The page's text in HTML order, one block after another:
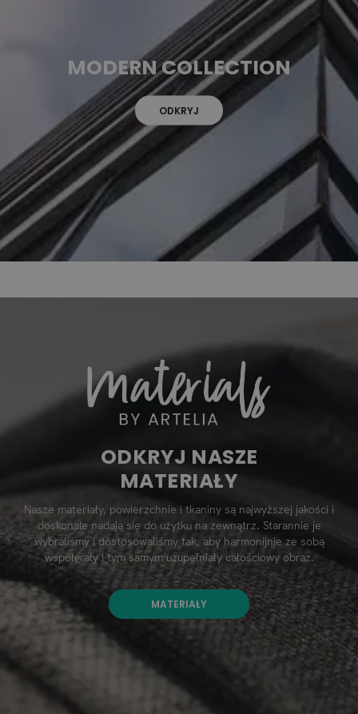
MODERN COLLECTION
ODKRYJ
ODKRYJ NASZE
MATERIAŁY
Nasze materiały, powierzchnie i tkaniny są najwyższej jakości i
doskonale nadają się do użytku na zewnątrz. Starannie je
wybraliśmy i dostosowaliśmy tak, aby harmonijnie ze sobą
współgrały i tym samym uzupełniały całościowy obraz.
MATERIAŁY